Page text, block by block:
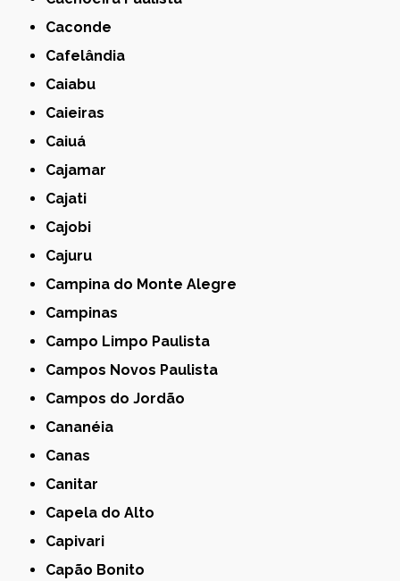
Caconde
Cafelândia
Caiabu
Caieiras
Caiuá
Cajamar
Cajati
Cajobi
Cajuru
Campina do Monte Alegre
Campinas
Campo Limpo Paulista
Campos Novos Paulista
Campos do Jordão
Cananéia
Canas
Canitar
Capela do Alto
Capivari
Capão Bonito